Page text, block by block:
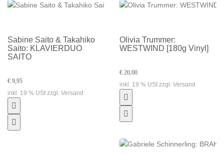
Sabine Saito & Takahiko
Saito: KLAVIERDUO
SAITO
€ 9,95
inkl. 19 % USt zzgl. Versand
Olivia Trummer:
WESTWIND [180g Vinyl]
€ 20,00
inkl. 19 % USt zzgl. Versand